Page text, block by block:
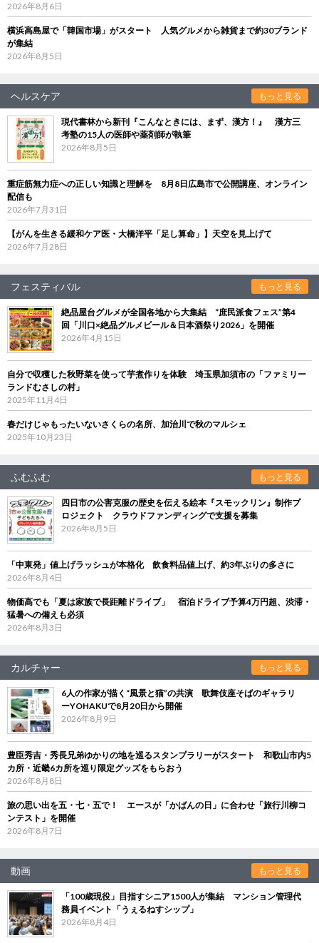
2026年8月6日
横浜高島屋で「韓国市場」がスタート 人気グルメから雑貨まで約30ブランド
が集結
2026年8月5日
ヘルスケア もっと見る
現代書林から新刊『こんなときには、まず、漢方！』 漢方三
考塾の15人の医師や薬剤師が執筆
2026年8月5日
重症筋無力症への正しい知識と理解を 8月8日広島市で公開講座、オンライン
配信も
2026年7月31日
【がんを生きる緩和ケア医・大橋洋平「足し算命」】天空を見上げて
2026年7月28日
フェスティバル もっと見る
絶品屋台グルメが全国各地から大集結 “庶民派食フェス”第4
回「川口×絶品グルメビール＆日本酒祭り2026」を開催
2026年4月15日
自分で収穫した秋野菜を使って芋煮作りを体験 埼玉県加須市の「ファミリー
ランドむさしの村」
2025年11月4日
春だけじゃもったいないさくらの名所、加治川で秋のマルシェ
2025年10月23日
ふむふむ もっと見る
四日市の公害克服の歴史を伝える絵本『スモックリン』制作プ
ロジェクト クラウドファンディングで支援を募集
2026年8月5日
「中東発」値上げラッシュが本格化 飲食料品値上げ、約3年ぶりの多さに
2026年8月4日
物価高でも「夏は家族で長距離ドライブ」 宿泊ドライブ予算4万円超、渋滞・
猛暑への備えも必須
2026年8月3日
カルチャー もっと見る
6人の作家が描く“風景と猫”の共演 歌舞伎座そばのギャラリ
ーYOHAKUで8月20日から開催
2026年8月9日
豊臣秀吉・秀長兄弟ゆかりの地を巡るスタンプラリーがスタート 和歌山市内5
カ所・近畿6カ所を巡り限定グッズをもらおう
2026年8月8日
旅の思い出を五・七・五で！ エースが「かばんの日」に合わせ「旅行川柳コ
ンテスト」を開催
2026年8月7日
動画 もっと見る
「100歳現役」目指すシニア1500人が集結 マンション管理代
務員イベント「うぇるねすシップ」
2026年8月4日